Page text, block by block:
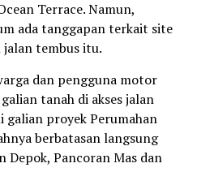
Terrace. Namun,
ada tanggapan terkait site
tembus itu.
dan pengguna motor
tanah di akses jalan
galian proyek Perumahan
berbatasan langsung
Depok, Pancoran Mas dan